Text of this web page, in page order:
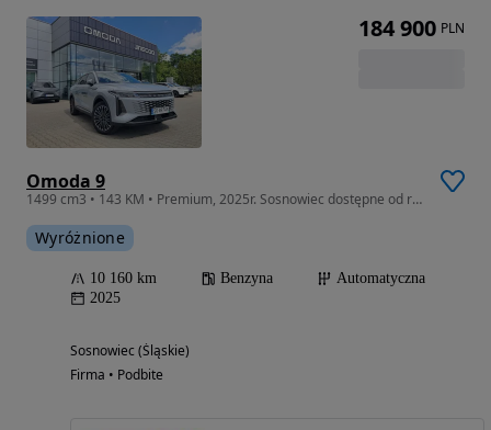
Omoda 9
1499 cm3 • 143 KM • Premium, 2025r. Sosnowiec dostępne od ręki
Wyróżnione
10 160 km Benzyna
Automatyczna
2025
Sosnowiec (Śląskie)
Firma • Podbite
184 900 PLN